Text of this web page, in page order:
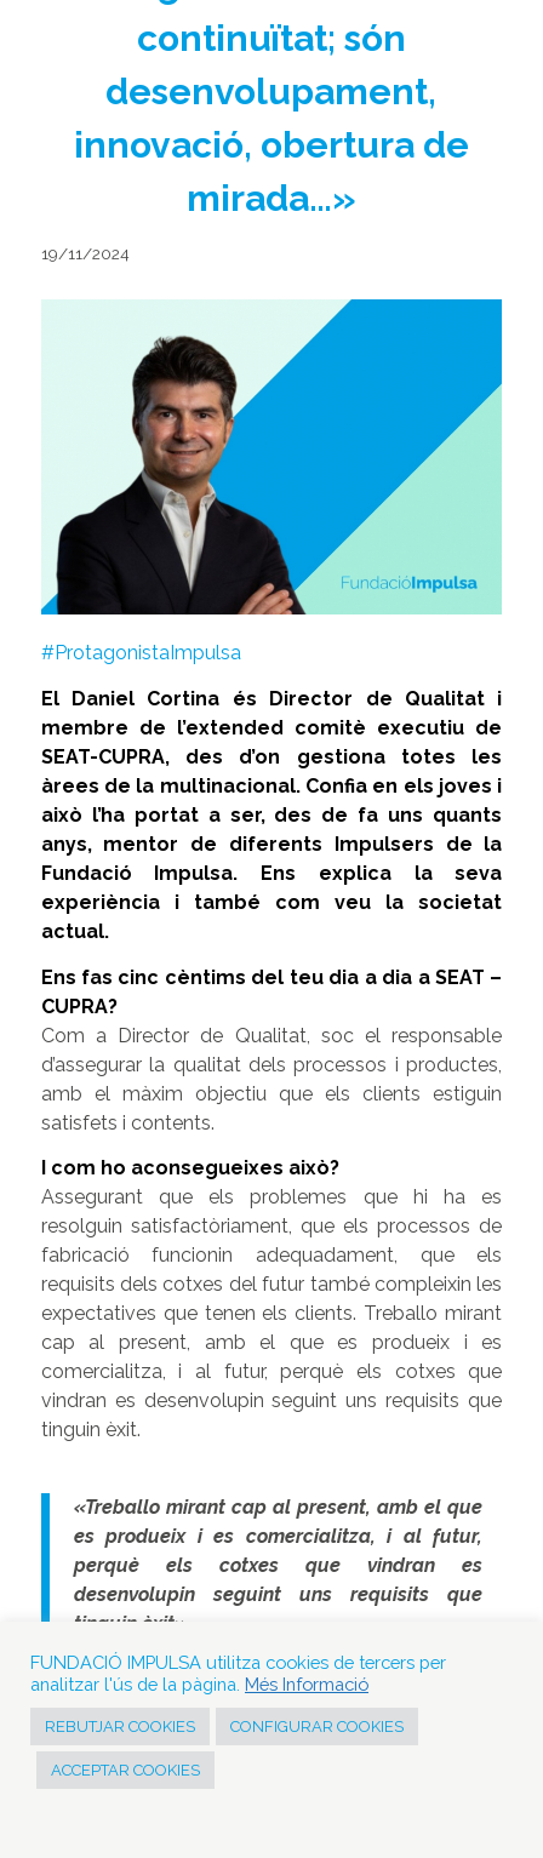
continuïtat; són
desenvolupament,
innovació, obertura de
mirada…»
19/11/2024
#ProtagonistaImpulsa
El Daniel Cortina és Director de Qualitat i
membre de l’extended comitè executiu de
SEAT-CUPRA, des d’on gestiona totes les
àrees de la multinacional. Confia en els joves i
això l’ha portat a ser, des de fa uns quants
anys, mentor de diferents Impulsers de la
Fundació Impulsa. Ens explica la seva
experiència i també com veu la societat
actual.
Ens fas cinc cèntims del teu dia a dia a SEAT –
CUPRA?
Com a Director de Qualitat, soc el responsable
d’assegurar la qualitat dels processos i productes,
amb el màxim objectiu que els clients estiguin
satisfets i contents.
I com ho aconsegueixes això?
Assegurant que els problemes que hi ha es
resolguin satisfactòriament, que els processos de
fabricació funcionin adequadament, que els
requisits dels cotxes del futur també compleixin les
expectatives que tenen els clients. Treballo mirant
cap al present, amb el que es produeix i es
comercialitza, i al futur, perquè els cotxes que
vindran es desenvolupin seguint uns requisits que
tinguin èxit.
«Treballo mirant cap al present, amb el que
es produeix i es comercialitza, i al futur,
perquè els cotxes que vindran es
desenvolupin seguint uns requisits que
tinguin èxit»
Pel que dius interacciones amb moltes
persones a la vegada
Sí, treballo amb totes les àrees de l’empresa.
Interacciono amb tots els departaments, perquè he
FUNDACIÓ IMPULSA utilitza cookies de tercers per
analitzar l'ús de la pàgina. Més Informació
REBUTJAR COOKIES CONFIGURAR COOKIES
ACCEPTAR COOKIES